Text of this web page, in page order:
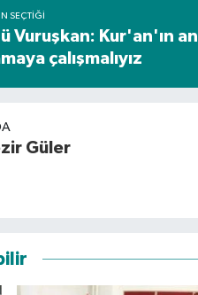
SEÇTIĞI
Vuruşkan: Kur'an'ın
çalışmalıyız
Güler